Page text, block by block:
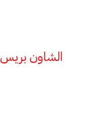
الشاون بريس